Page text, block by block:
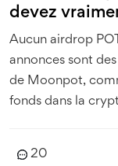
devez
Aucun airdrop
annonces sont
de Moonpot,
fonds dans la
20